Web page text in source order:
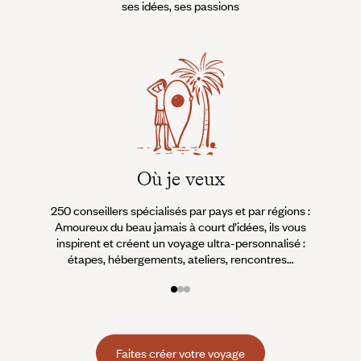
manquerait pour rien au monde
ses idées, ses passions
Où je veux
250 conseillers spécialisés par pays et par régions :
Amoureux du beau jamais à court d’idées, ils vous
inspirent et créent un voyage ultra-personnalisé :
étapes, hébergements, ateliers, rencontres…
Faites créer votre voyage